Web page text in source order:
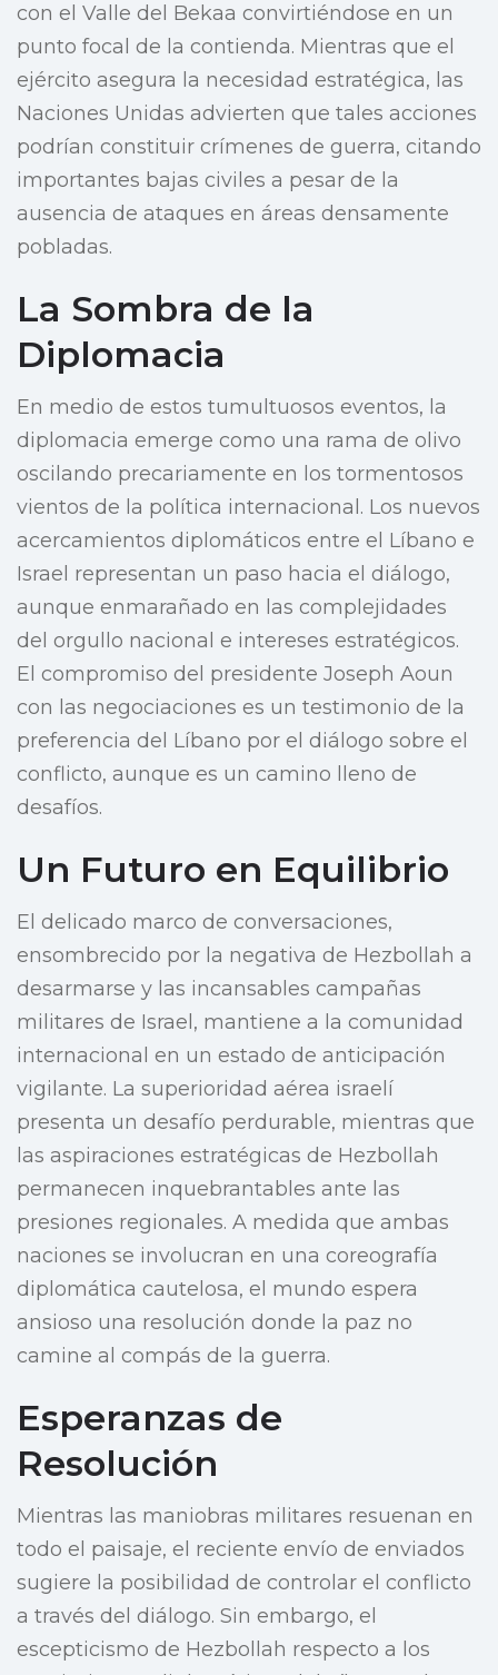
con el Valle del Bekaa convirtiéndose en un
punto focal de la contienda. Mientras que el
ejército asegura la necesidad estratégica, las
Naciones Unidas advierten que tales acciones
podrían constituir crímenes de guerra, citando
importantes bajas civiles a pesar de la
ausencia de ataques en áreas densamente
pobladas.
La Sombra de la
Diplomacia
En medio de estos tumultuosos eventos, la
diplomacia emerge como una rama de olivo
oscilando precariamente en los tormentosos
vientos de la política internacional. Los nuevos
acercamientos diplomáticos entre el Líbano e
Israel representan un paso hacia el diálogo,
aunque enmarañado en las complejidades
del orgullo nacional e intereses estratégicos.
El compromiso del presidente Joseph Aoun
con las negociaciones es un testimonio de la
preferencia del Líbano por el diálogo sobre el
conflicto, aunque es un camino lleno de
desafíos.
Un Futuro en Equilibrio
El delicado marco de conversaciones,
ensombrecido por la negativa de Hezbollah a
desarmarse y las incansables campañas
militares de Israel, mantiene a la comunidad
internacional en un estado de anticipación
vigilante. La superioridad aérea israelí
presenta un desafío perdurable, mientras que
las aspiraciones estratégicas de Hezbollah
permanecen inquebrantables ante las
presiones regionales. A medida que ambas
naciones se involucran en una coreografía
diplomática cautelosa, el mundo espera
ansioso una resolución donde la paz no
camine al compás de la guerra.
Esperanzas de
Resolución
Mientras las maniobras militares resuenan en
todo el paisaje, el reciente envío de enviados
sugiere la posibilidad de controlar el conflicto
a través del diálogo. Sin embargo, el
escepticismo de Hezbollah respecto a los